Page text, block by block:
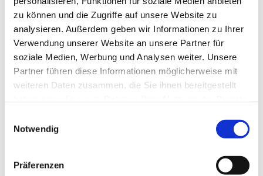
zu können und die Zugriffe auf unsere Website zu
analysieren. Außerdem geben wir Informationen zu Ihrer
Verwendung unserer Website an unsere Partner für
soziale Medien, Werbung und Analysen weiter. Unsere
Partner führen diese Informationen möglicherweise mit
weiteren Daten zusammen, die Sie ihnen bereitgestellt
Notwendig
Präferenzen
Dies könnte Sie auch interessieren